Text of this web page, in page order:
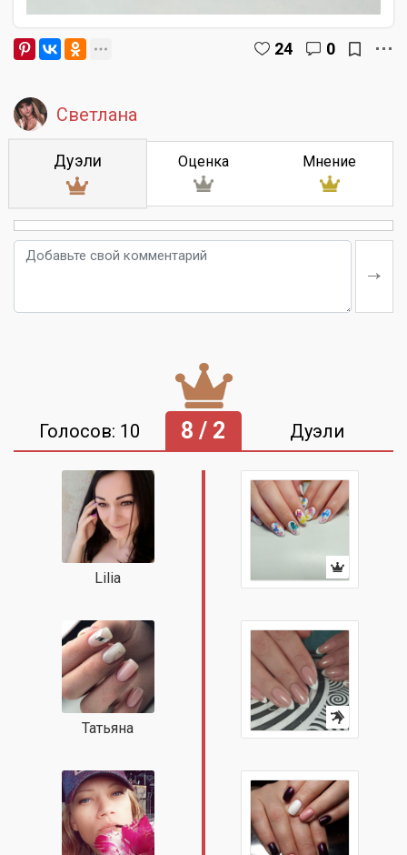
24 0
Светлана
Дуэли Оценка Мнение
Голосов: 10 8 / 2 Дуэли
Lilia
Татьяна